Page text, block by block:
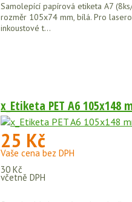
Samolepící papírová etiketa A7
rozměr 105x74 mm, bílá. Pro
inkoustové t...
x_Etiketa PET A6 105x148
25 Kč
Vaše cena bez DPH
30 Kč
včetně DPH